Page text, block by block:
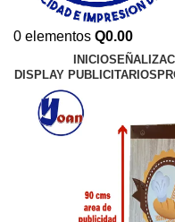
0 elementos Q0.00
INICIO
DISPLAY PUBLICITARIOS